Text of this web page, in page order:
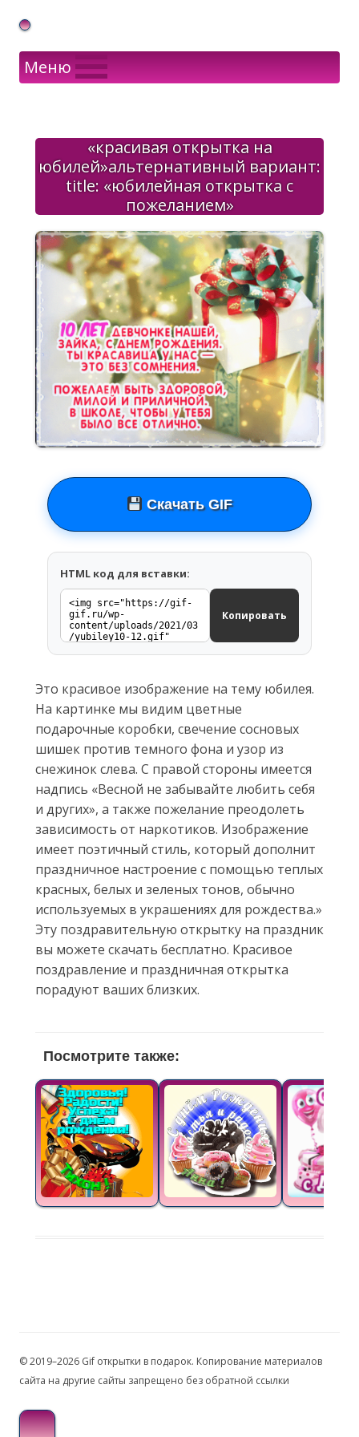
Gif Открытки в подарок
Меню
«красивая открытка на
юбилей»альтернативный вариант:
title: «юбилейная открытка с
пожеланием»
Скачать GIF
HTML код для вставки:
Копировать
Это красивое изображение на тему юбилея.
На картинке мы видим цветные
подарочные коробки, свечение сосновых
шишек против темного фона и узор из
снежинок слева. С правой стороны имеется
надпись «Весной не забывайте любить себя
и других», а также пожелание преодолеть
зависимость от наркотиков. Изображение
имеет поэтичный стиль, который дополнит
праздничное настроение с помощью теплых
красных, белых и зеленых тонов, обычно
используемых в украшениях для рождества.»
Эту поздравительную открытку на праздник
вы можете скачать бесплатно. Красивое
поздравление и праздничная открытка
порадуют ваших близких.
Посмотрите также:
© 2019–2026 Gif открытки в подарок. Копирование материалов
сайта на другие сайты запрещено без обратной ссылки